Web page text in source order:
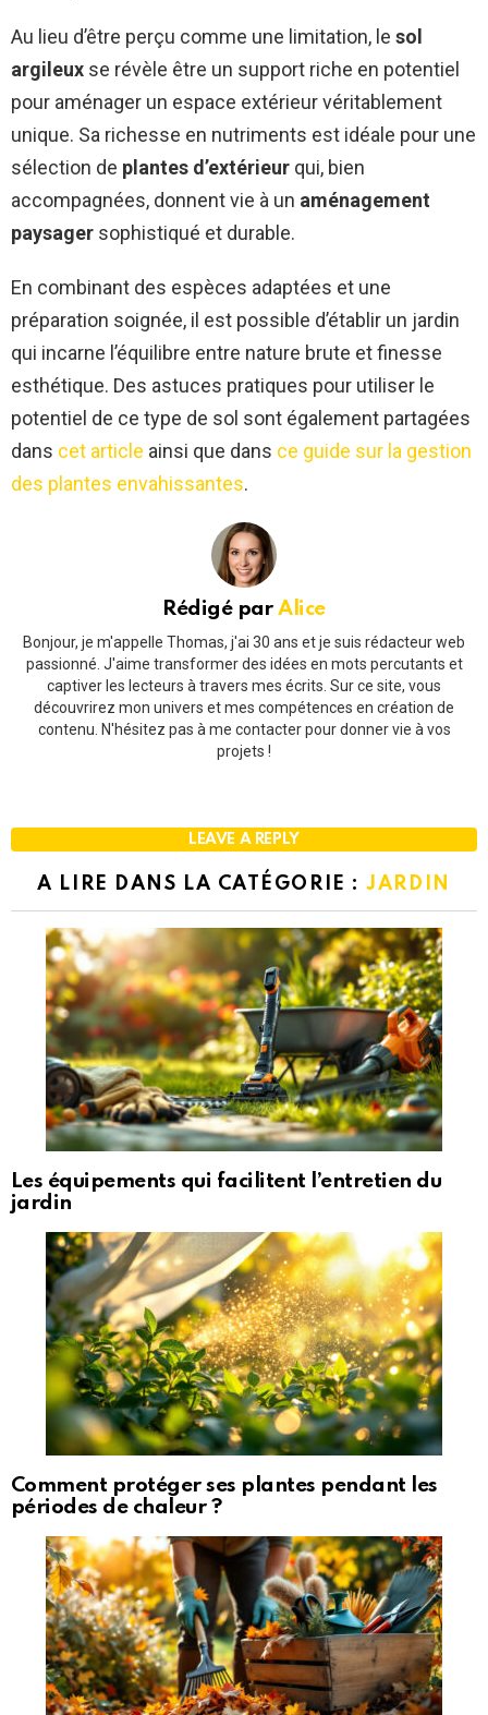
Au lieu d’être perçu comme une limitation, le sol
argileux se révèle être un support riche en potentiel
pour aménager un espace extérieur véritablement
unique. Sa richesse en nutriments est idéale pour une
sélection de plantes d’extérieur qui, bien
accompagnées, donnent vie à un aménagement
paysager sophistiqué et durable.
En combinant des espèces adaptées et une
préparation soignée, il est possible d’établir un jardin
qui incarne l’équilibre entre nature brute et finesse
esthétique. Des astuces pratiques pour utiliser le
potentiel de ce type de sol sont également partagées
dans cet article ainsi que dans ce guide sur la gestion
des plantes envahissantes.
Rédigé parAlice
Bonjour, je m'appelle Thomas, j'ai 30 ans et je suis rédacteur web
passionné. J'aime transformer des idées en mots percutants et
captiver les lecteurs à travers mes écrits. Sur ce site, vous
découvrirez mon univers et mes compétences en création de
contenu. N'hésitez pas à me contacter pour donner vie à vos
projets !
LEAVE A REPLY
A LIRE DANS LA CATÉGORIE :JARDIN
Les équipements qui facilitent l’entretien du
jardin
Comment protéger ses plantes pendant les
périodes de chaleur ?